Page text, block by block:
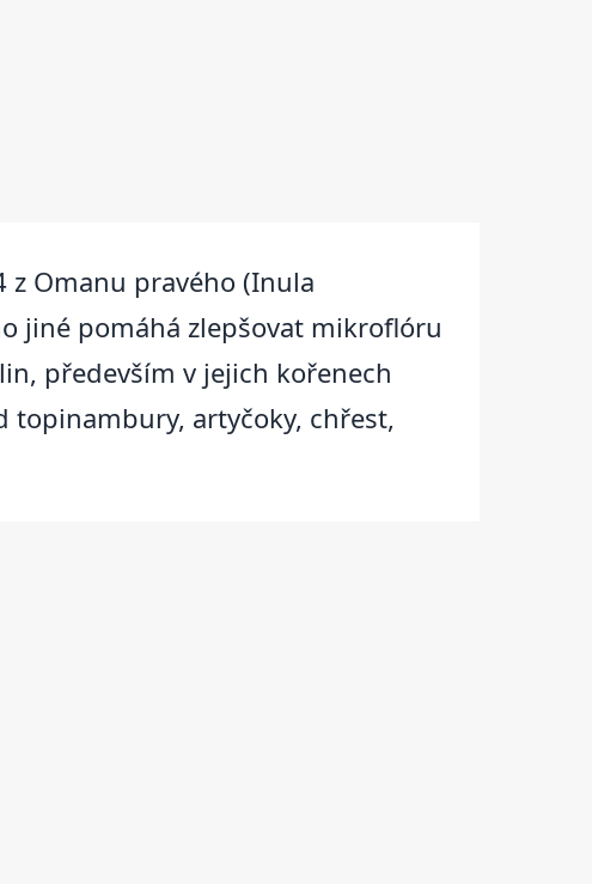
Omanu pravého (Inula
jiné pomáhá zlepšovat mikroflóru
především v jejich kořenech
topinambury, artyčoky, chřest,